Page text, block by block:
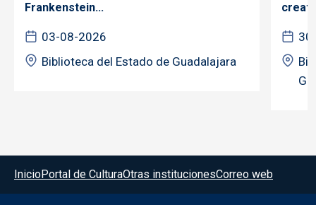
Frankenstein...
03-08-2026
Biblioteca del Estado de Guadalajara
Menú del pie
InicioPortal de CulturaOtras institucionesCorreo web